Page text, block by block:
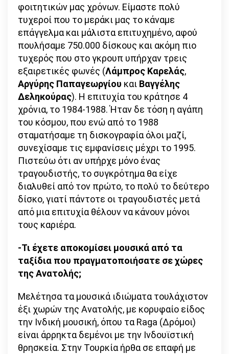
φοιτητικών μας χρόνων. Είμαστε πολύ
τυχεροί που το μεράκι μας το κάναμε
επάγγελμα και μάλιστα επιτυχημένο, αφού
πουλήσαμε 750.000 δίσκους και ακόμη πιο
τυχερός που στο γκρουπ υπήρχαν τρεις
εξαιρετικές φωνές (Λάμπρος Καρελάς,
Αργύρης Παπαγεωργίου και Βαγγέλης
Δεληκούρας). Η επιτυχία του κράτησε 4
χρόνια, το 1984-1988. Ήταν δε τόση η αγάπη
του κόσμου, που ενώ από το 1988
σταματήσαμε τη δισκογραφία όλοι μαζί,
συνεχίσαμε τις εμφανίσεις μέχρι το 1995.
Πιστεύω ότι αν υπήρχε μόνο ένας
τραγουδιστής, το συγκρότημα θα είχε
διαλυθεί από τον πρώτο, το πολύ το δεύτερο
δίσκο, γιατί πάντοτε οι τραγουδιστές μετά
από μια επιτυχία θέλουν να κάνουν μόνοι
τους καριέρα.
-Τι έχετε αποκομίσει μουσικά από τα
ταξίδια που πραγματοποιήσατε σε χώρες
της Ανατολής;
Μελέτησα τα μουσικά ιδιώματα τουλάχιστον
έξι χωρών της Ανατολής, με κορυφαίο είδος
την Ινδική μουσική, όπου τα Raga (Δρόμοι)
είναι άρρηκτα δεμένοι με την Ινδουϊστική
θρησκεία. Στην Τουρκία ήρθα σε επαφή με